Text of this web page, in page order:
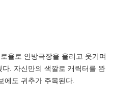
율로 안방극장을 울리고 웃기며
. 자신만의 색깔로 캐릭터를 완
에도 귀추가 주목된다.